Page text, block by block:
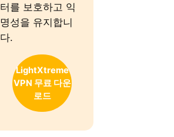
터를 보호하고 익
명성을 유지합니
다.
LightXtreme
VPN 무료 다운
로드